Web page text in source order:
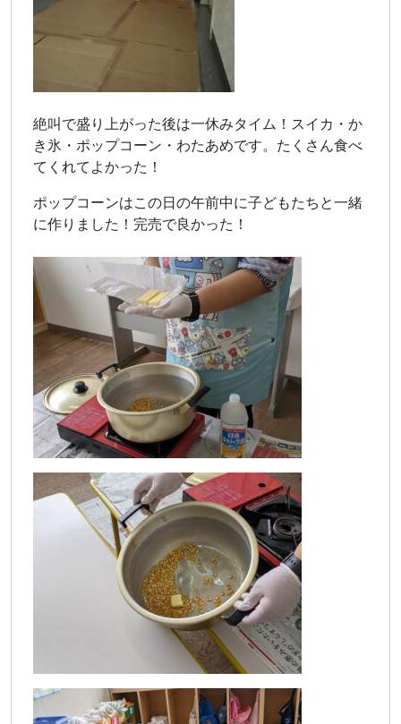
絶叫で盛り上がった後は一休みタイム！スイカ・か
き氷・ポップコーン・わたあめです。たくさん食べ
てくれてよかった！
ポップコーンはこの日の午前中に子どもたちと一緒
に作りました！完売で良かった！